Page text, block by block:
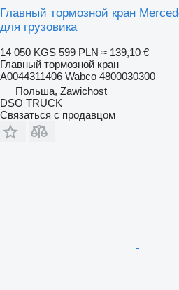
Главный тормозной кран
для грузовика
14 050 KGS 599 PLN ≈ 139,10 €
Главный тормозной кран
A0044311406 Wabco 4800030300
Польша, Zawichost
DSO TRUCK
Связаться с продавцом